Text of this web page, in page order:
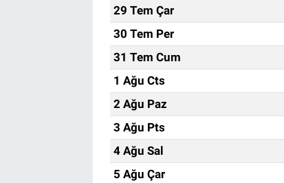
29 Tem Çar
30 Tem Per
31 Tem Cum
1 Ağu Cts
2 Ağu Paz
3 Ağu Pts
4 Ağu Sal
5 Ağu Çar